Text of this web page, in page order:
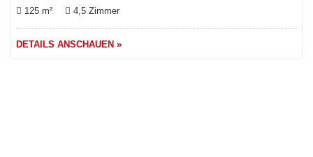
125 m² 4,5 Zimmer
DETAILS ANSCHAUEN »